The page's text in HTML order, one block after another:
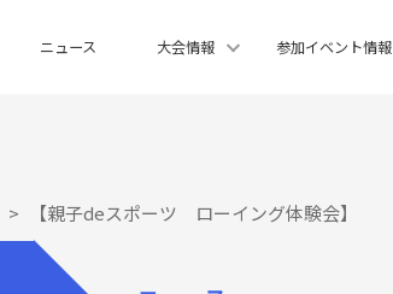
ニュース 大会情報 参加イベント情報
【親子deスポーツ ローイング体験会】